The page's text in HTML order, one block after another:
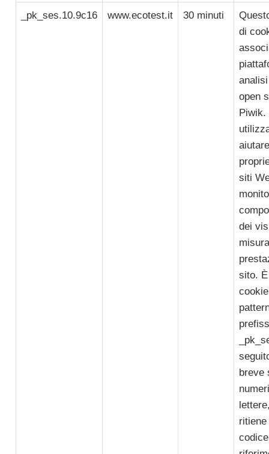
_pk_ses.10.9c16 www.ecotest.it 30 minuti
di
open
Piwik.
siti
dei
sito.
breve